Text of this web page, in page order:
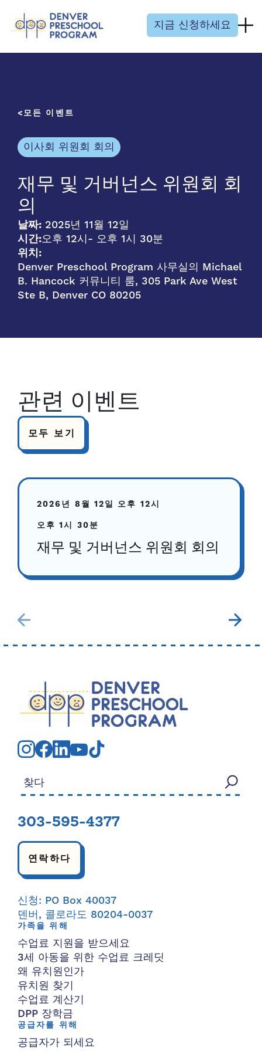
지금 신청하세요
모든 이벤트
이사회 위원회 회의
재무 및 거버넌스 위원회 회
의
날짜: 2025년 11월 12일
시간:오후 12시- 오후 1시 30분
위치:
Denver Preschool Program 사무실의 Michael
B. Hancock 커뮤니티 룸, 305 Park Ave West
Ste B, Denver CO 80205
관련 이벤트
모두 보기
2026년 8월 12일 오후 12시
오후 1시 30분
재무 및 거버넌스 위원회 회의
검색:
303-595-4377
연락하다
신청: PO Box 40037
덴버, 콜로라도 80204-0037
가족을 위해
수업료 지원을 받으세요
3세 아동을 위한 수업료 크레딧
왜 유치원인가
유치원 찾기
수업료 계산기
DPP 장학금
공급자를 위해
공급자가 되세요